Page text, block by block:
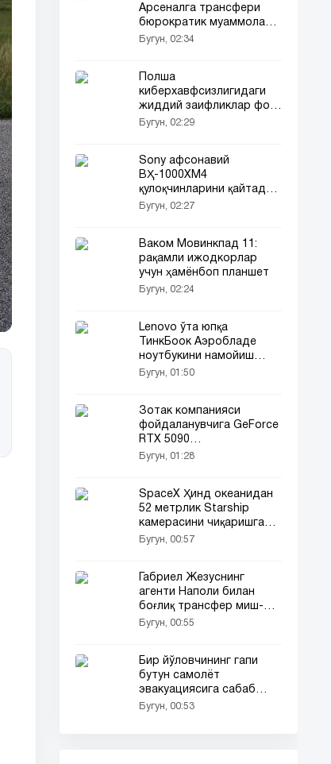
Арсеналга трансфери
бюрократик муаммолар
сабаб кечикмоқда
Бугун, 02:34
Полша
киберхавфсизлигидаги
жиддий заифликлар фош
этилди
Бугун, 02:29
Sony афсонавий
ВҲ-1000XM4
қулоқчинларини қайтадан
сотувга чиқармоқда
Бугун, 02:27
Ваком Мовинкпад 11:
рақамли ижодкорлар
учун ҳамёнбоп планшет
Бугун, 02:24
Lenovo ўта юпқа
ТинкБоок Аэробладе
ноутбукини намойиш
этишга ҳозирланмоқда
Бугун, 01:50
Зотак компанияси
фойдаланувчига GeForce
RTX 5090
видеокартасини совға
Бугун, 01:28
SpaceX Ҳинд океанидан
52 метрлик Starship
камерасини чиқаришга
уринмоқда
Бугун, 00:57
Габриел Жезуснинг
агенти Наполи билан
боғлиқ трансфер миш-
мишларига ойдинлик
Бугун, 00:55
Бир йўловчининг гапи
бутун самолёт
эвакуациясига сабаб
бўлди
Бугун, 00:53